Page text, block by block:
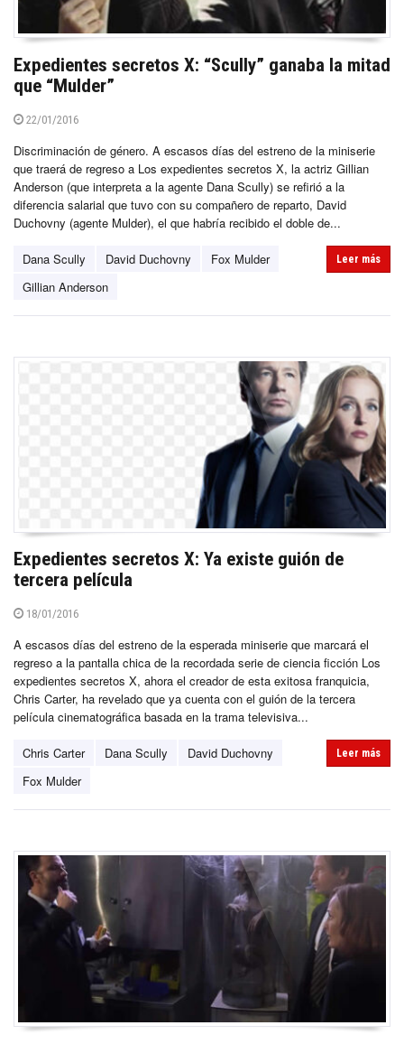
Expedientes secretos X: “Scully” ganaba la mitad
que “Mulder”
22/01/2016
Discriminación de género. A escasos días del estreno de la miniserie
que traerá de regreso a Los expedientes secretos X, la actriz Gillian
Anderson (que interpreta a la agente Dana Scully) se refirió a la
diferencia salarial que tuvo con su compañero de reparto, David
Duchovny (agente Mulder), el que habría recibido el doble de...
Dana Scully David Duchovny
Fox Mulder
Gillian Anderson
Leer más
Expedientes secretos X: Ya existe guión de
tercera película
18/01/2016
A escasos días del estreno de la esperada miniserie que marcará el
regreso a la pantalla chica de la recordada serie de ciencia ficción Los
expedientes secretos X, ahora el creador de esta exitosa franquicia,
Chris Carter, ha revelado que ya cuenta con el guión de la tercera
película cinematográfica basada en la trama televisiva...
Chris Carter Dana Scully
David Duchovny
Fox Mulder
Leer más